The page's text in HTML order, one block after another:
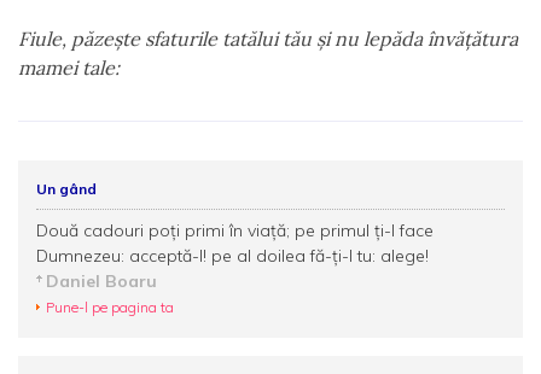
Fiule, păzeşte sfaturile tatălui tău şi nu lepăda învăţătura
mamei tale:
Un gând
Două cadouri poţi primi în viaţă; pe primul ţi-l face
Dumnezeu: acceptă-l! pe al doilea fă-ţi-l tu: alege!
Daniel Boaru
Pune-l pe pagina ta